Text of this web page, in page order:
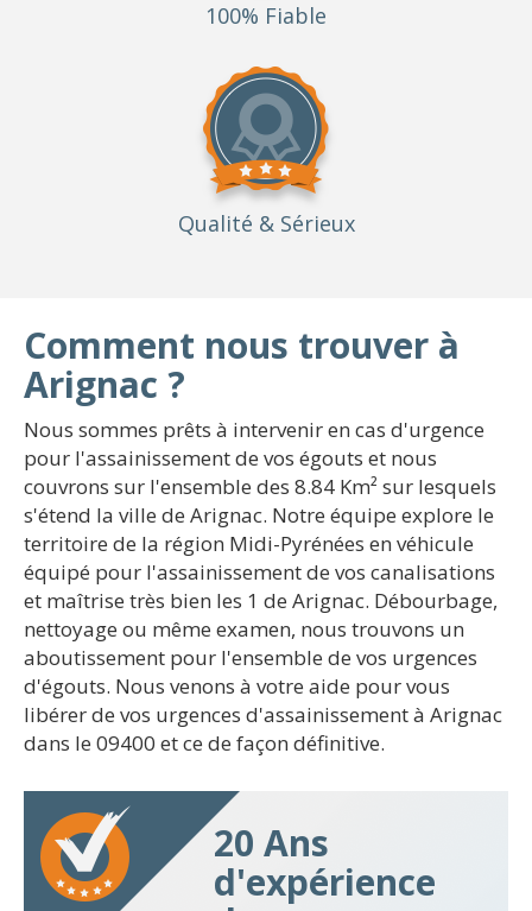
100% Fiable
Qualité & Sérieux
Comment nous trouver à
Arignac ?
Nous sommes prêts à intervenir en cas d'urgence
pour l'assainissement de vos égouts et nous
couvrons sur l'ensemble des 8.84 Km² sur lesquels
s'étend la ville de Arignac. Notre équipe explore le
territoire de la région Midi-Pyrénées en véhicule
équipé pour l'assainissement de vos canalisations
et maîtrise très bien les 1 de Arignac. Débourbage,
nettoyage ou même examen, nous trouvons un
aboutissement pour l'ensemble de vos urgences
d'égouts. Nous venons à votre aide pour vous
libérer de vos urgences d'assainissement à Arignac
dans le 09400 et ce de façon définitive.
20 Ans
d'expérience